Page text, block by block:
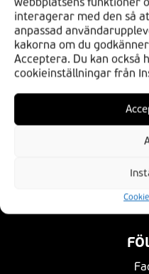
interagerar med den så
anpassad
kakorna om du
Acceptera. Du kan också
cookieinställningar från
BLI